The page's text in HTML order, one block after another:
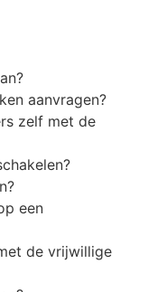
aanvragen?
zelf met de
een
de vrijwillige